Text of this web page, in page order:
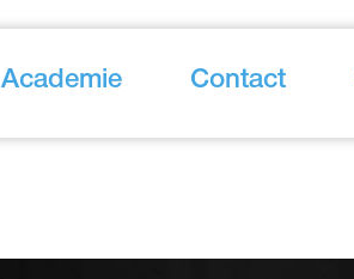
Academie Contact